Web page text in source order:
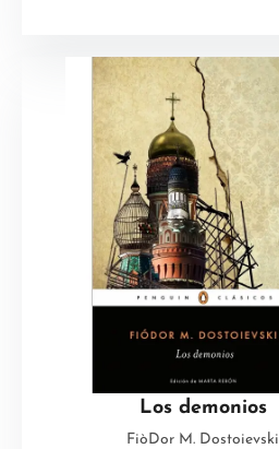
Los demonios
FiòDor M. Dostoievski